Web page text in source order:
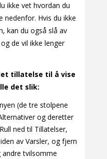
ikke vet hvordan du
nedenfor. Hvis du ikke
kan du også slå av
de vil ikke lenger
tillatelse til å vise
det slik:
(de tre stolpene
og deretter
ned til Tillatelser,
av Varsler, og fjern
andre tvilsomme